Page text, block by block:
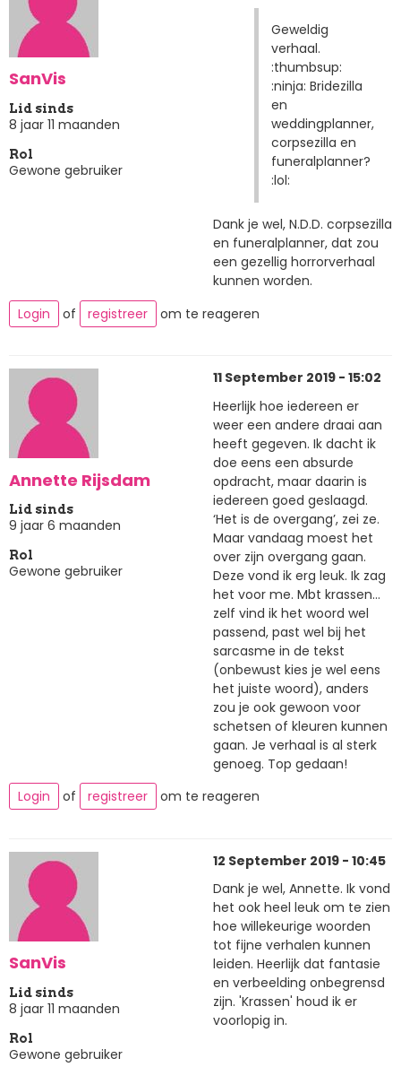
SanVis
Lid sinds
8 jaar 11 maanden
Rol
Gewone gebruiker
Geweldig
verhaal.
:thumbsup:
:ninja: Bridezilla
en
weddingplanner,
corpsezilla en
funeralplanner?
:lol:
Dank je wel, N.D.D. corpsezilla
en funeralplanner, dat zou
een gezellig horrorverhaal
kunnen worden.
Login
of registreer om te reageren
Annette Rijsdam
Lid sinds
9 jaar 6 maanden
Rol
Gewone gebruiker
11 September 2019 - 15:02
Heerlijk hoe iedereen er
weer een andere draai aan
heeft gegeven. Ik dacht ik
doe eens een absurde
opdracht, maar daarin is
iedereen goed geslaagd.
‘Het is de overgang’, zei ze.
Maar vandaag moest het
over zijn overgang gaan.
Deze vond ik erg leuk. Ik zag
het voor me. Mbt krassen...
zelf vind ik het woord wel
passend, past wel bij het
sarcasme in de tekst
(onbewust kies je wel eens
het juiste woord), anders
zou je ook gewoon voor
schetsen of kleuren kunnen
gaan. Je verhaal is al sterk
genoeg. Top gedaan!
Login
of registreer om te reageren
SanVis
Lid sinds
8 jaar 11 maanden
Rol
Gewone gebruiker
12 September 2019 - 10:45
Dank je wel, Annette. Ik vond
het ook heel leuk om te zien
hoe willekeurige woorden
tot fijne verhalen kunnen
leiden. Heerlijk dat fantasie
en verbeelding onbegrensd
zijn. 'Krassen' houd ik er
voorlopig in.